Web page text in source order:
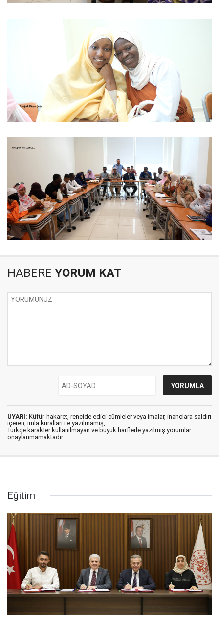
HABERE YORUM KAT
UYARI: Küfür, hakaret, rencide edici cümleler veya imalar, inançlara saldırı
içeren, imla kuralları ile yazılmamış,
Türkçe karakter kullanılmayan ve büyük harflerle yazılmış yorumlar
onaylanmamaktadır.
Eğitim